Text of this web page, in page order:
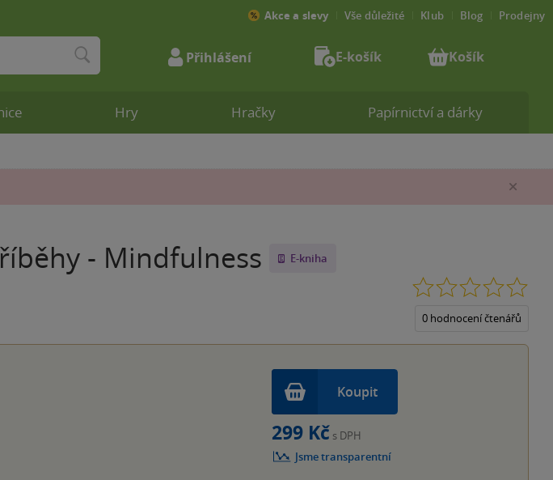
- Mindfulness E-kniha
0 hodnocení čtenářů
Koupit
299 Kč s DPH
Jsme transparentní
Hry Hračky Papírnictví a dárky
Akce a slevy Vše důležité Klub Blog Prodejny
Přihlášení E-košík Košík